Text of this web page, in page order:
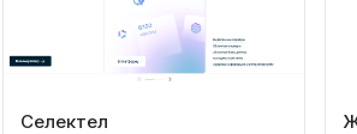
Селектел